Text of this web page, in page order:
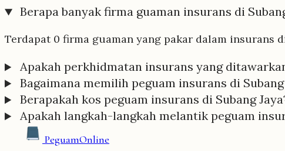
Berapa banyak firma guaman insurans di
Terdapat 0 firma guaman yang pakar dalam insurans
Apakah perkhidmatan insurans yang
Bagaimana memilih peguam insurans di Subang
Berapakah kos peguam insurans di Subang
Apakah langkah-langkah melantik peguam
PeguamOnline